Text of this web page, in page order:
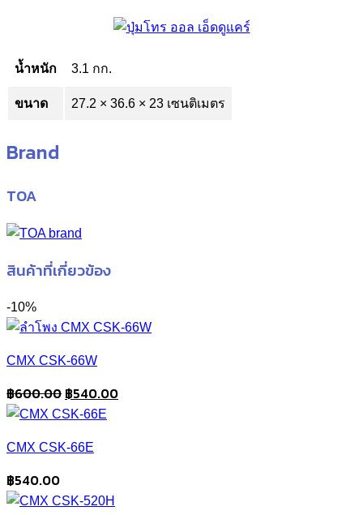
น้ำหนัก 3.1 กก.
ขนาด 27.2 × 36.6 × 23 เซนติเมตร
Brand
TOA
สินค้าที่เกี่ยวข้อง
-10%
CMX CSK-66W
฿600.00 Original
price
฿600.00.
฿540.00Current
CMX CSK-66E
฿540.00